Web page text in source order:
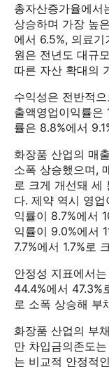
총자산증가율에서
상승하며 가장 높
에서 6.5%, 의료기
원은 전년도 대규
따른 자산 확대의
수익성은 전반적
출액영업이익률은
률은 8.8%에서
화장품 산업의 매
소폭 상승했으며,
로 크게 개선돼 세
다. 제약 역시 영업
익률이 8.7%에서
익률이 9.0%에서
7.7%에서 1.7%로
안정성 지표에서
44.4%에서 47.3%
로 소폭 상승해 부
화장품 산업의 부
만 차입금의존도
는 비교적 안정적